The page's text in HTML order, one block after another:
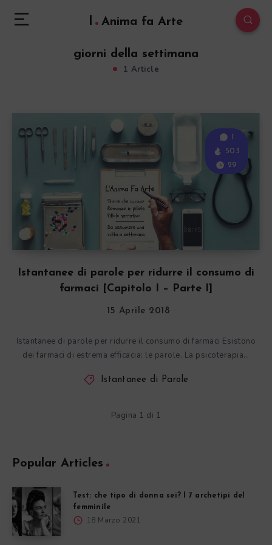
l Anima fa Arte
giorni della settimana
1 Article
Istantanee di parole per ridurre il consumo di
farmaci [Capitolo I – Parte I]
1
503
29
15 Aprile 2018
Istantanee di parole per ridurre il consumo di farmaci Esistono
dei farmaci di estrema efficacia: le parole. La psicoterapia…
Istantanee di Parole
Pagina 1 di 1
Popular Articles
Test: che tipo di donna sei? I 7 archetipi del
femminile
18 Marzo 2021